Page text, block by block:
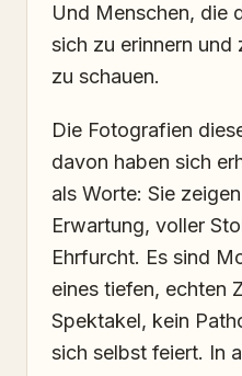
Und Menschen, die
sich zu erinnern und
zu schauen.
Die Fotografien
davon haben sich
als Worte: Sie
Erwartung, voller
Ehrfurcht. Es sind
eines tiefen, echten
Spektakel, kein
sich selbst feiert. In